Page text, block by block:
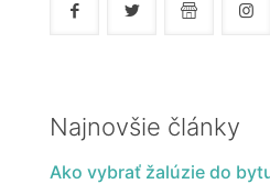
Najnovšie články
Ako vybrať žalúzie do